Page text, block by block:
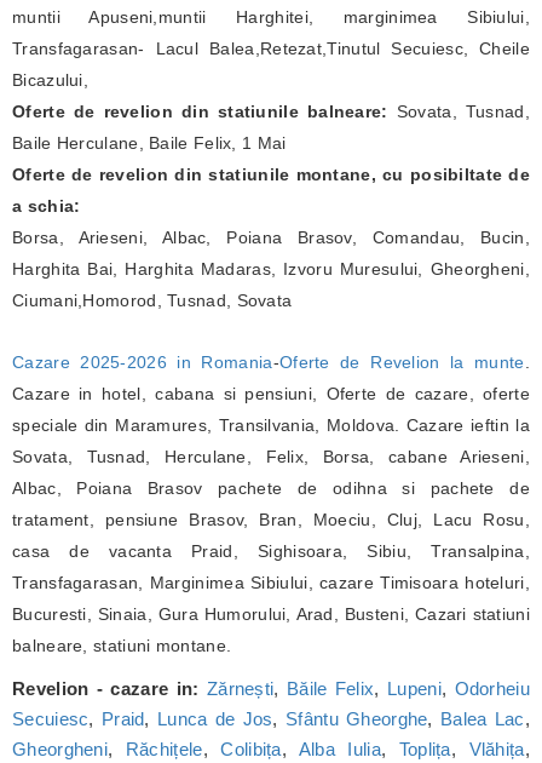
muntii Apuseni,muntii Harghitei, marginimea Sibiului,
Transfagarasan- Lacul Balea,Retezat,Tinutul Secuiesc, Cheile
Bicazului,
Oferte de revelion din statiunile balneare: Sovata, Tusnad,
Baile Herculane, Baile Felix, 1 Mai
Oferte de revelion din statiunile montane, cu posibiltate de
a schia:
Borsa, Arieseni, Albac, Poiana Brasov, Comandau, Bucin,
Harghita Bai, Harghita Madaras, Izvoru Muresului, Gheorgheni,
Ciumani,Homorod, Tusnad, Sovata
Cazare 2025-2026 in Romania-Oferte de Revelion la munte
Cazare in hotel, cabana si pensiuni, Oferte de cazare, oferte
speciale din Maramures, Transilvania, Moldova. Cazare ieftin la
Sovata, Tusnad, Herculane, Felix, Borsa, cabane Arieseni,
Albac, Poiana Brasov pachete de odihna si pachete de
tratament, pensiune Brasov, Bran, Moeciu, Cluj, Lacu Rosu,
casa de vacanta Praid, Sighisoara, Sibiu, Transalpina,
Transfagarasan, Marginimea Sibiului, cazare Timisoara hoteluri,
Bucuresti, Sinaia, Gura Humorului, Arad, Busteni, Cazari statiuni
balneare, statiuni montane.
Revelion - cazare in: Zărnești, Băile Felix, Lupeni, Odorheiu
Secuiesc, Praid, Lunca de Jos, Sfântu Gheorghe, Balea Lac,
Gheorgheni, Răchițele,Colibița, Alba Iulia, Toplița, Vlăhița,